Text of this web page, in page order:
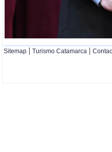
Sitemap | Turismo Catamarca |